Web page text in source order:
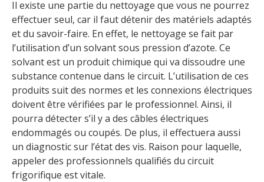
Il existe une partie du nettoyage que vous ne pourrez
effectuer seul, car il faut détenir des matériels adaptés
et du savoir-faire. En effet, le nettoyage se fait par
l’utilisation d’un solvant sous pression d’azote. Ce
solvant est un produit chimique qui va dissoudre une
substance contenue dans le circuit. L’utilisation de ces
produits suit des normes et les connexions électriques
doivent être vérifiées par le professionnel. Ainsi, il
pourra détecter s’il y a des câbles électriques
endommagés ou coupés. De plus, il effectuera aussi
un diagnostic sur l’état des vis. Raison pour laquelle,
appeler des professionnels qualifiés du circuit
frigorifique est vitale.